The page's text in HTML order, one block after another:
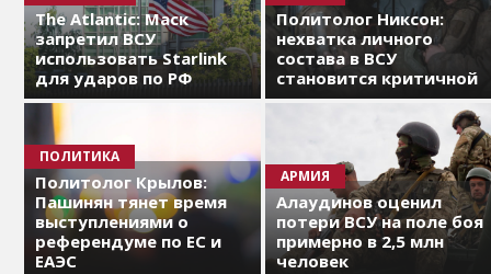
The Atlantic: Маск
запретил ВСУ
использовать Starlink
для ударов по РФ
Политолог Никсон:
нехватка личного
состава в ВСУ
становится критичной
ПОЛИТИКА
Политолог Крылов:
Пашинян тянет время
выступлениями о
референдуме по ЕС и
ЕАЭС
АРМИЯ
Алаудинов оценил
потери ВСУ на поле боя
примерно в 2,5 млн
человек